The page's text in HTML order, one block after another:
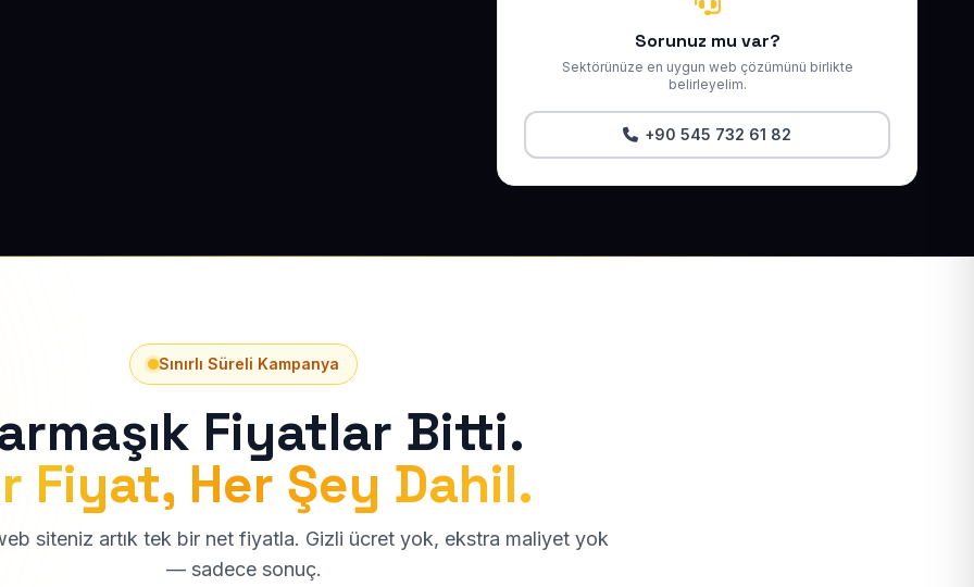
Sorunuz mu var?
Sektörünüze en uygun web çözümünü birlikte
belirleyelim.
+90 545 732 61 82
Sınırlı Süreli Kampanya
Fiyatlar Bitti.
Fiyat, Her Şey Dahil.
siteniz artık tek bir net fiyatla. Gizli ücret yok, ekstra maliyet yok
— sadece sonuç.